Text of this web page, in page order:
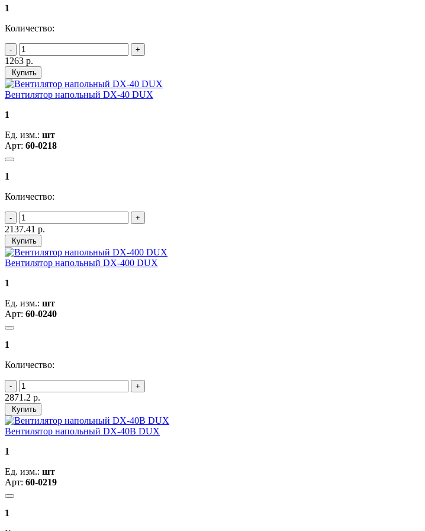
1
Количество:
1263 р.
Купить
Вентилятор напольный DX-40 DUX
1
Ед. изм.: шт
Арт: 60-0218
1
Количество:
2137.41 р.
Купить
Вентилятор напольный DX-400 DUX
1
Ед. изм.: шт
Арт: 60-0240
1
Количество:
2871.2 р.
Купить
Вентилятор напольный DX-40B DUX
1
Ед. изм.: шт
Арт: 60-0219
1